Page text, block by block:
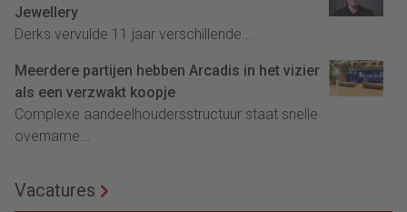
Jewellery
Derks vervulde 11 jaar verschillende...
Meerdere partijen hebben Arcadis in het vizier
als een verzwakt koopje
Complexe aandeelhoudersstructuur staat snelle
overname...
Vacatures